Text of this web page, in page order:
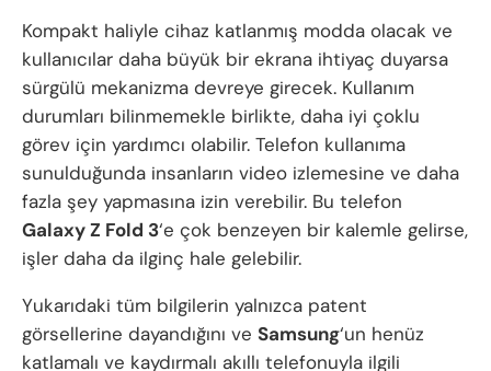
Kompakt haliyle cihaz katlanmış modda olacak ve
kullanıcılar daha büyük bir ekrana ihtiyaç duyarsa
sürgülü mekanizma devreye girecek. Kullanım
durumları bilinmemekle birlikte, daha iyi çoklu
görev için yardımcı olabilir. Telefon kullanıma
sunulduğunda insanların video izlemesine ve daha
fazla şey yapmasına izin verebilir. Bu telefon
Galaxy Z Fold 3‘e çok benzeyen bir kalemle gelirse,
işler daha da ilginç hale gelebilir.
Yukarıdaki tüm bilgilerin yalnızca patent
görsellerine dayandığını ve Samsung‘un henüz
katlamalı ve kaydırmalı akıllı telefonuyla ilgili